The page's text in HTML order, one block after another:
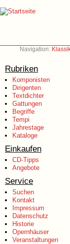
Navigation:
Rubriken
Komponisten
Dirigenten
Textdichter
Gattungen
Begriffe
Tempi
Jahrestage
Kataloge
Einkaufen
CD-Tipps
Angebote
Service
Suchen
Kontakt
Impressum
Datenschutz
Historie
Opernhäuser
Veranstaltungen